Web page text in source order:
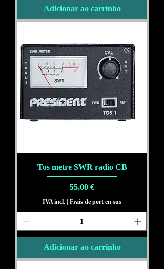
Adicionar ao carrinho
Tos metre SWR radio CB
Preço
55,00 €
IVA incl. Frais de port en sus
Adicionar ao carrinho